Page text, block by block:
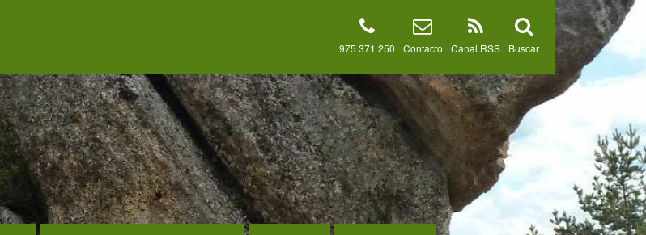
Buscar
Canal RSS
Contacto
975 371 250